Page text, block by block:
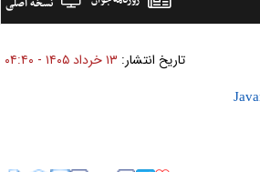
نسخه اصلی
تاریخ انتشار: ۱۳ خرداد ۱۴۰۵ - ۰۴:۴۰